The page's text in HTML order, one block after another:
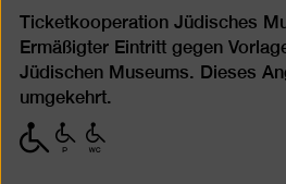
Ticketkooperation Jüdisches
Ermäßigter Eintritt gegen
Jüdischen Museums. Dieses
umgekehrt.
mit
eingeschränkter
mit
eingeschränkter
mit
eingeschränkter